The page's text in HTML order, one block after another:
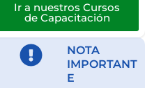
Ir a nuestros Cursos
de Capacitación
NOTA
IMPORTANT
E